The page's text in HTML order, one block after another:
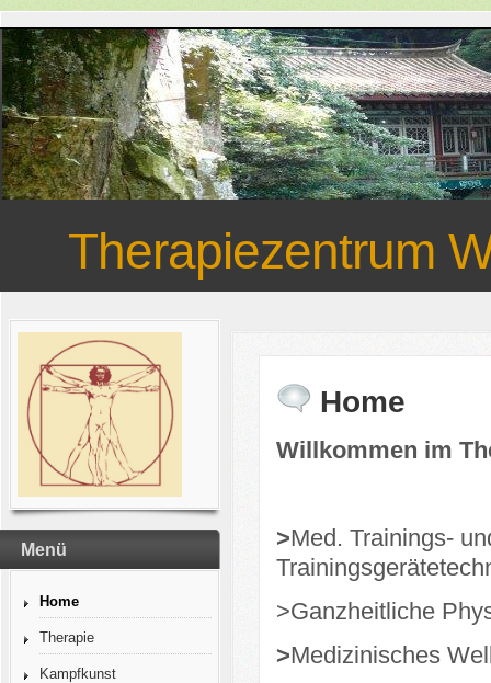
Therapiezentrum
Menü
Home
Therapie
Kampfkunst
Home
Willkommen im
>Med. Trainings-
>Ganzheitliche
>Medizinisches